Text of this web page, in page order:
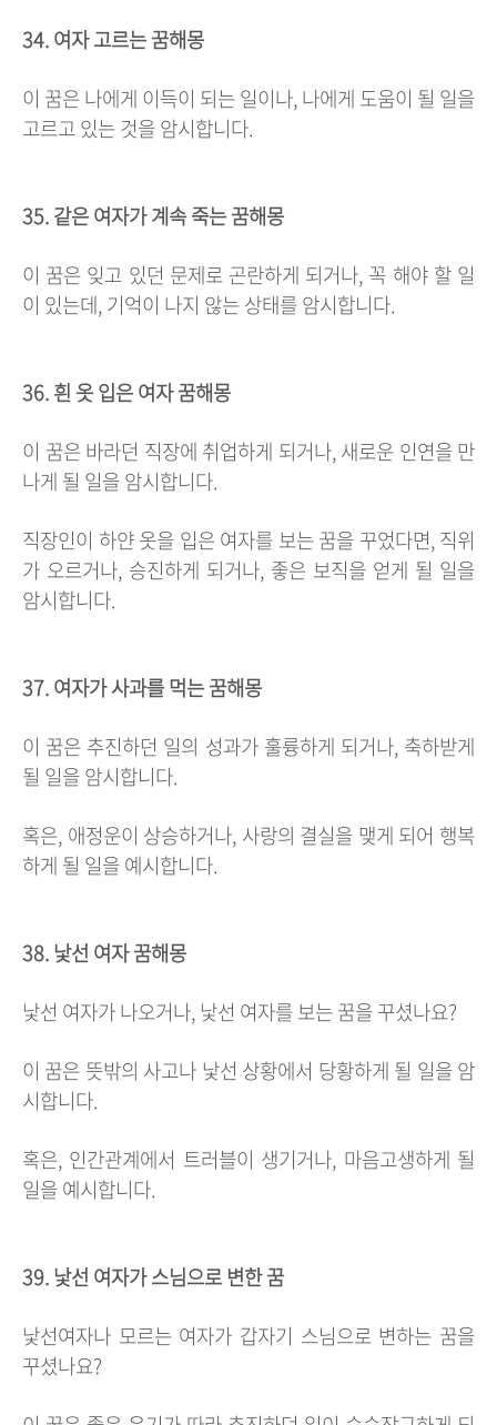
34. 여자 고르는 꿈해몽
이 꿈은 나에게 이득이 되는 일이나, 나에게 도움이 될 일을
고르고 있는 것을 암시합니다.
35. 같은 여자가 계속 죽는 꿈해몽
이 꿈은 잊고 있던 문제로 곤란하게 되거나, 꼭 해야 할 일
이 있는데, 기억이 나지 않는 상태를 암시합니다.
36. 흰 옷 입은 여자 꿈해몽
이 꿈은 바라던 직장에 취업하게 되거나, 새로운 인연을 만
나게 될 일을 암시합니다.
직장인이 하얀 옷을 입은 여자를 보는 꿈을 꾸었다면, 직위
가 오르거나, 승진하게 되거나, 좋은 보직을 얻게 될 일을
암시합니다.
37. 여자가 사과를 먹는 꿈해몽
이 꿈은 추진하던 일의 성과가 훌륭하게 되거나, 축하받게
될 일을 암시합니다.
혹은, 애정운이 상승하거나, 사랑의 결실을 맺게 되어 행복
하게 될 일을 예시합니다.
38. 낯선 여자 꿈해몽
낯선 여자가 나오거나, 낯선 여자를 보는 꿈을 꾸셨나요?
이 꿈은 뜻밖의 사고나 낯선 상황에서 당황하게 될 일을 암
시합니다.
혹은, 인간관계에서 트러블이 생기거나, 마음고생하게 될
일을 예시합니다.
39. 낯선 여자가 스님으로 변한 꿈
낯선여자나 모르는 여자가 갑자기 스님으로 변하는 꿈을
꾸셨나요?